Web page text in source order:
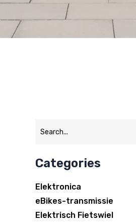
Categories
Elektronica
eBikes-transmissie
Elektrisch Fietswiel